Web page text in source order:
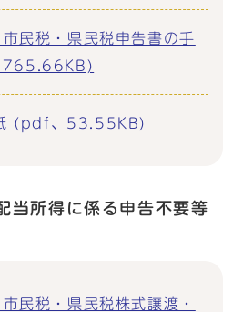
民税・県民税申告書の手
765.66KB)
(pdf、53.55KB)
当所得に係る申告不要等
民税・県民税株式譲渡・